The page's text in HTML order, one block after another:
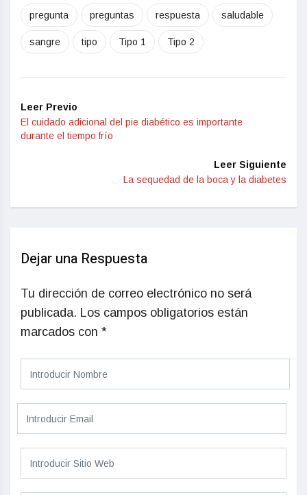
pregunta preguntas respuesta saludable
sangre tipo Tipo 1 Tipo 2
Leer Previo
El cuidado adicional del pie diabético es importante
durante el tiempo frío
Leer Siguiente
La sequedad de la boca y la diabetes
Dejar una Respuesta
Tu dirección de correo electrónico no será
publicada. Los campos obligatorios están
marcados con *